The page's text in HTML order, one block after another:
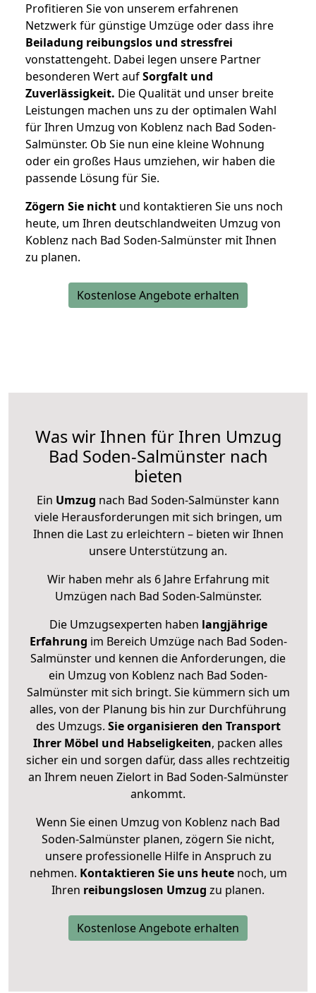
Profitieren Sie von unserem erfahrenen
Netzwerk für günstige Umzüge oder dass ihre
Beiladung reibungslos und stressfrei
vonstattengeht. Dabei legen unsere Partner
besonderen Wert aufSorgfalt und
Zuverlässigkeit. Die Qualität und unser breite
Leistungen machen uns zu der optimalen Wahl
für Ihren Umzug von Koblenz nach Bad Soden-
Salmünster. Ob Sie nun eine kleine Wohnung
oder ein großes Haus umziehen, wir haben die
passende Lösung für Sie.
Zögern Sie nicht und kontaktieren Sie uns noch
heute, um Ihren deutschlandweiten Umzug von
Koblenz nach Bad Soden-Salmünster mit Ihnen
zu planen.
Kostenlose Angebote erhalten
Was wir Ihnen für Ihren Umzug
Bad Soden-Salmünster nach
bieten
Ein Umzug nach Bad Soden-Salmünster kann
viele Herausforderungen mit sich bringen, um
Ihnen die Last zu erleichtern – bieten wir Ihnen
unsere Unterstützung an.
Wir haben mehr als 6 Jahre Erfahrung mit
Umzügen nach Bad Soden-Salmünster.
Die Umzugsexperten haben langjährige
Erfahrung im Bereich Umzüge nach Bad Soden-
Salmünster und kennen die Anforderungen, die
ein Umzug von Koblenz nach Bad Soden-
Salmünster mit sich bringt. Sie kümmern sich um
alles, von der Planung bis hin zur Durchführung
des Umzugs. Sie organisieren den Transport
Ihrer Möbel und Habseligkeiten, packen alles
sicher ein und sorgen dafür, dass alles rechtzeitig
an Ihrem neuen Zielort in Bad Soden-Salmünster
ankommt.
Wenn Sie einen Umzug von Koblenz nach Bad
Soden-Salmünster planen, zögern Sie nicht,
unsere professionelle Hilfe in Anspruch zu
nehmen. Kontaktieren Sie uns heutenoch, um
Ihren reibungslosen Umzug zu planen.
Kostenlose Angebote erhalten